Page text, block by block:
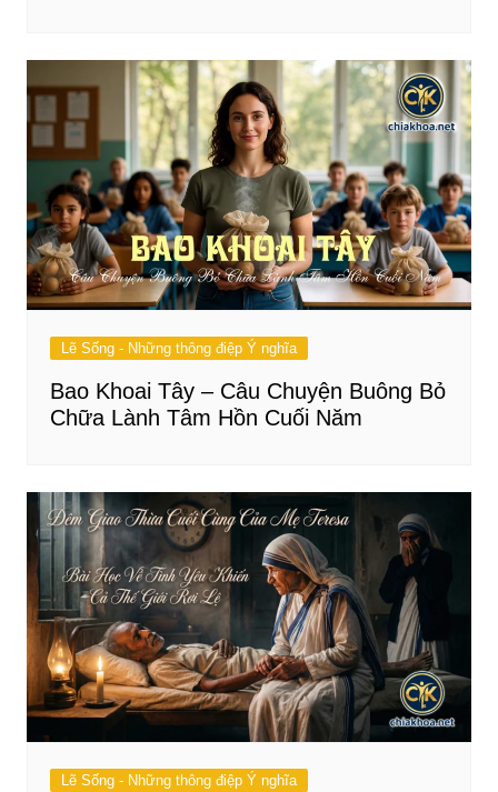
Lẽ Sống - Những thông điệp Ý nghĩa
Bao Khoai Tây – Câu Chuyện Buông Bỏ
Chữa Lành Tâm Hồn Cuối Năm
Lẽ Sống - Những thông điệp Ý nghĩa